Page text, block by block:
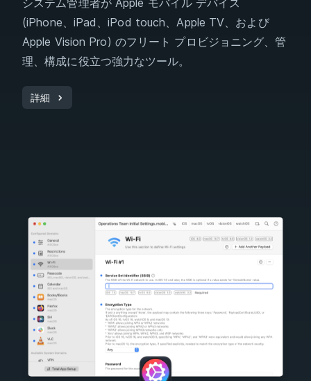
システム管理者が Apple モバイル デバイス
(iPhone、iPad、iPod touch、Apple TV、および
Apple Vision Pro) のフリート プロビジョニング、管
理、構成に役立つ強力なツール。
詳細